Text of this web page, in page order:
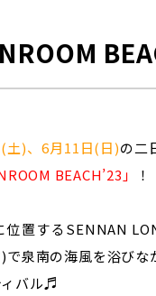
土)、6月11日(日)の二
BEACH’23」 ！
置するSENNAN
で泉南の海風を浴びな
ィバル♬